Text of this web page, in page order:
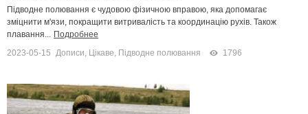
Підводне полювання є чудовою фізичною вправою, яка допомагає
зміцнити м'язи, покращити витривалість та координацію рухів. Також
плавання...
Подробнее
2023-05-15
Дописи Цікаве Підводне полювання 1796